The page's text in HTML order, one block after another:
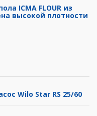
ICMA FLOUR из
высокой плотности
Wilo Star RS 25/60